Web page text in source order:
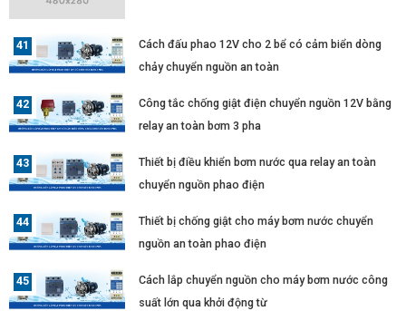
Cách đấu phao 12V cho 2 bể có cảm biển dòng
chảy chuyển nguồn an toàn
Công tắc chống giật điện chuyển nguồn 12V bằng
relay an toàn bơm 3 pha
Thiết bị điều khiển bơm nước qua relay an toàn
chuyển nguồn phao điện
Thiết bị chống giật cho máy bơm nước chuyển
nguồn an toàn phao điện
Cách lắp chuyển nguồn cho máy bơm nước công
suất lớn qua khởi động từ